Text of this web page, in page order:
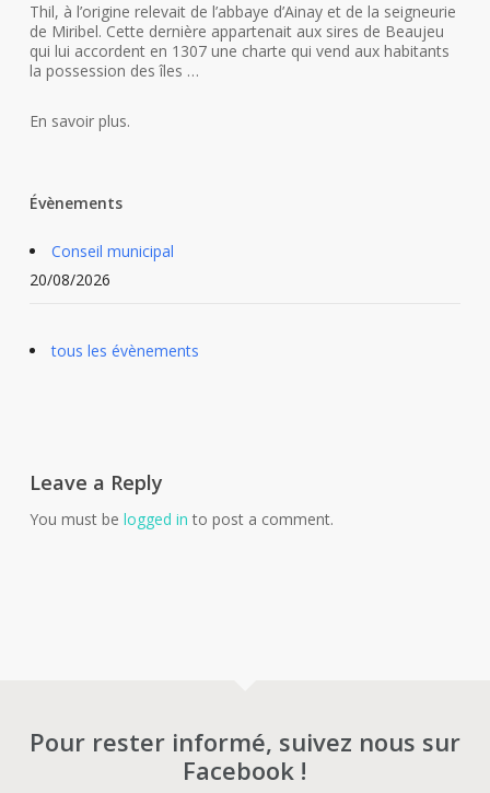
Thil, à l’origine relevait de l’abbaye d’Ainay et de la seigneurie
de Miribel. Cette dernière appartenait aux sires de Beaujeu
qui lui accordent en 1307 une charte qui vend aux habitants
la possession des îles …
En savoir plus.
Évènements
Conseil municipal
20/08/2026
tous les évènements
Leave a Reply
You must be logged in to post a comment.
Pour rester informé, suivez nous sur
Facebook !